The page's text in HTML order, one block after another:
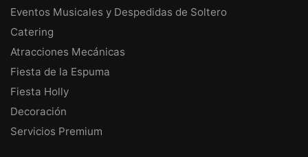
Eventos Musicales y Despedidas de Soltero
Catering
Atracciones Mecánicas
Fiesta de la Espuma
Fiesta Holly
Decoración
Servicios Premium